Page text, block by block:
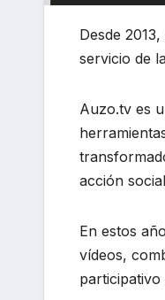
Desde
servicio de
Auzo.tv es
acción
En estos
vídeos,